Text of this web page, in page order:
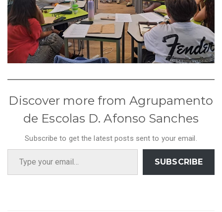
Discover more from Agrupamento
de Escolas D. Afonso Sanches
Subscribe to get the latest posts sent to your email.
Type your email…
SUBSCRIBE